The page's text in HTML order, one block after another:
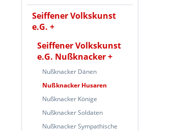
Seiffener Volkskunst
e.G.
Seiffener Volkskunst
e.G. Nußknacker
Nußknacker Dänen
Nußknacker Husaren
Nußknacker Könige
Nußknacker Soldaten
Nußknacker Sympathische